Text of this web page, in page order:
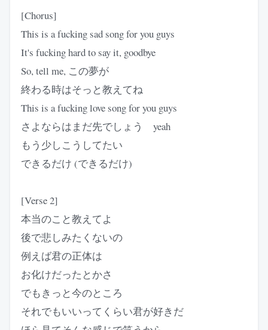
[Chorus]
This is a fucking sad song for you guys
It's fucking hard to say it, goodbye
So, tell me, この夢が
終わる時はそっと教えてね
This is a fucking love song for you guys
さよならはまだ先でしょう yeah
もう少しこうしてたい
できるだけ (できるだけ)
[Verse 2]
本当のこと教えてよ
後で悲しみたくないの
例えば君の正体は
お化けだったとかさ
でもきっと今のところ
それでもいいってくらい君が好きだ